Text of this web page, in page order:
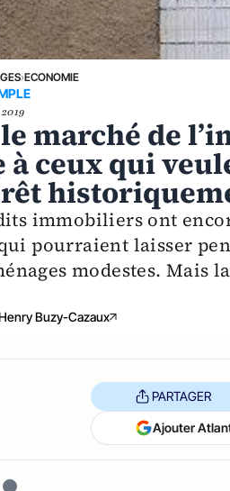
›ECONOMIE
marché de
à ceux qui
immobiliers ont
pourraient laisser
modestes. Mais
Buzy-Cazaux
PARTAGER
Ajouter